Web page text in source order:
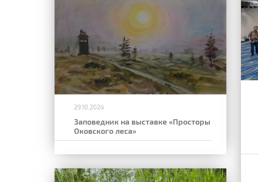
29.10.2024
Заповедник на выставке «Просторы
Оковского леса»